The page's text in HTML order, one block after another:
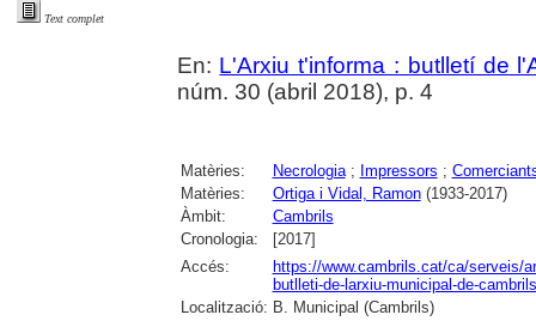
Text complet
En: L'Arxiu t'informa : butlletí de
núm. 30 (abril 2018), p. 4
Matèries: Necrologia; Impressors ;
Matèries:
Ortiga i Vidal, Ramon(1933-2017)
Àmbit:
Cambrils
Cronologia:
[2017]
Accés:
https://www.cambrils.cat/ca/serveis/
butlleti-de-larxiu-municipal-de-
Localització: B. Municipal (Cambrils)